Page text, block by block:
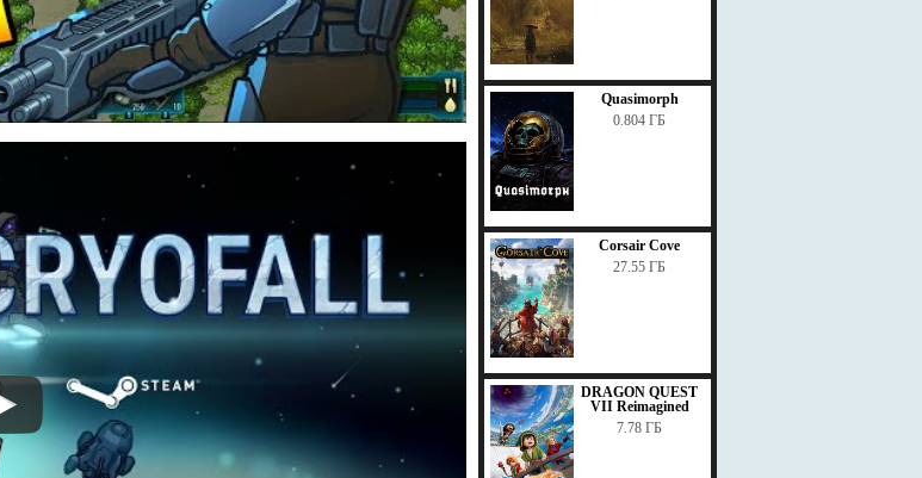
Quasimorph
0.804 ГБ
Corsair Cove
27.55 ГБ
DRAGON QUEST
VII Reimagined
7.78 ГБ